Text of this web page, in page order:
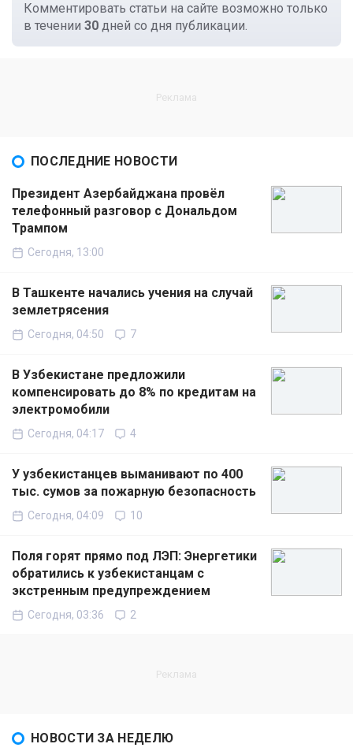
Комментировать статьи на сайте возможно только
в течении 30 дней со дня публикации.
ПОСЛЕДНИЕ НОВОСТИ
Президент Азербайджана провёл
телефонный разговор с Дональдом
Трампом
Сегодня, 13:00
В Ташкенте начались учения на случай
землетрясения
Сегодня, 04:50 7
В Узбекистане предложили
компенсировать до 8% по кредитам на
электромобили
Сегодня, 04:17 4
У узбекистанцев выманивают по 400
тыс. сумов за пожарную безопасность
Сегодня, 04:09 10
Поля горят прямо под ЛЭП: Энергетики
обратились к узбекистанцам с
экстренным предупреждением
Сегодня, 03:36 2
НОВОСТИ ЗА НЕДЕЛЮ